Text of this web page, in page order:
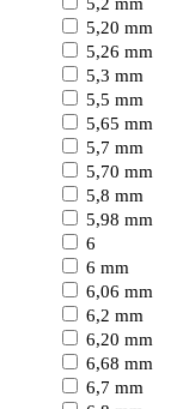
5,20 mm
5,26 mm
5,3 mm
5,5 mm
5,65 mm
5,7 mm
5,70 mm
5,8 mm
5,98 mm
6
6 mm
6,06 mm
6,2 mm
6,20 mm
6,68 mm
6,7 mm